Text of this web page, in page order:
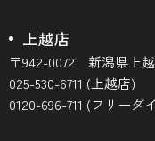
上越店
〒942-0072 新潟県上
025-530-6711 (上越店)
0120-696-711 (フリーダ